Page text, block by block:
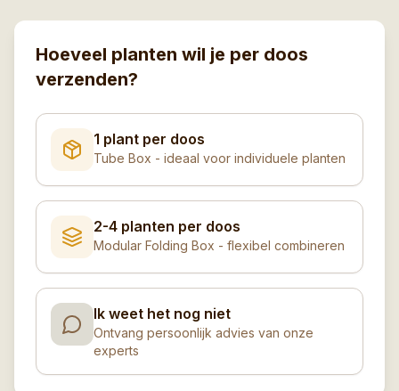
Hoeveel planten wil je per doos
verzenden?
1 plant per doos
Tube Box - ideaal voor individuele planten
2-4 planten per doos
Modular Folding Box - flexibel combineren
Ik weet het nog niet
Ontvang persoonlijk advies van onze
experts